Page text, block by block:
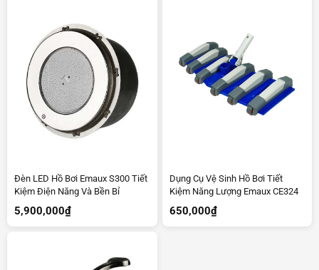
Đèn LED Hồ Bơi Emaux S300 Tiết
Kiệm Điện Năng Và Bền Bỉ
5,900,000₫
Dụng Cụ Vệ Sinh Hồ Bơi Tiết
Kiệm Năng Lượng Emaux CE324
650,000₫